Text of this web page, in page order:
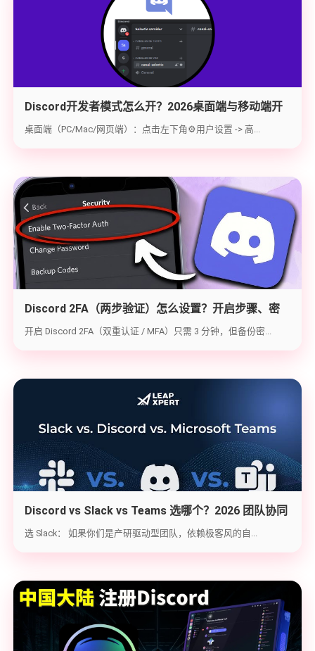
Discord开发者模式怎么开？2026桌面端与移动端开
启教程与获取ID指南
桌面端（PC/Mac/网页端）：点击左下角⚙️用户设置 -> 高...
Discord 2FA（两步验证）怎么设置？开启步骤、密
钥备份与炸号救急（2026实战版）
开启 Discord 2FA（双重认证 / MFA）只需 3 分钟，但备份密...
Discord vs Slack vs Teams 选哪个？2026 团队协同
工具实战选型指南
选 Slack： 如果你们是产研驱动型团队，依赖极客风的自...